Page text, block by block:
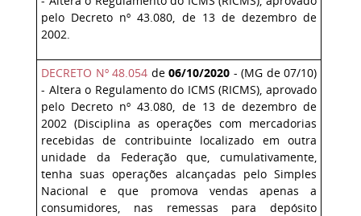
pelo Decreto nº 43.080, de 13 de dezembro de
2002.
DECRETO Nº 48.054 de 06/10/2020 - (MG de 07/10)
- Altera o Regulamento do ICMS (RICMS), aprovado
pelo Decreto nº 43.080, de 13 de dezembro de
2002 (Disciplina as operações com mercadorias
recebidas de contribuinte localizado em outra
unidade da Federação que, cumulativamente,
tenha suas operações alcançadas pelo Simples
Nacional e que promova vendas apenas a
consumidores, nas remessas para depósito